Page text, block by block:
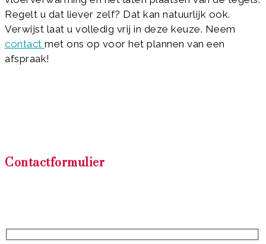
Regelt u dat liever zelf? Dat kan natuurlijk ook.
Verwijst laat u volledig vrij in deze keuze. Neem
contact met ons op voor het plannen van een
afspraak!
Contactformulier